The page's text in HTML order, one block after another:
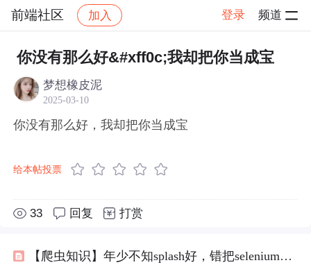
前端社区 加入 登录 频道
社区 前端社区 感慨 帖子详情
你没有那么好&#xff0c;我却把你当成宝
梦想橡皮泥
2025-03-10
你没有那么好，我却把你当成宝
给本帖投票
33 回复 打赏
【爬虫知识】年少不知splash好，错把selenium
当成